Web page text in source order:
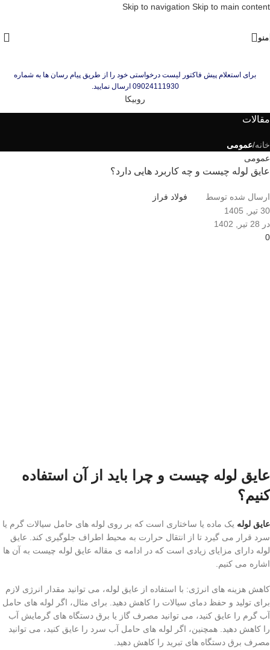
Skip to navigation Skip to main content
منو
برای استعلام پیش فاکتور لیست درخواستی خود را از طریق پیام رسان ها به شماره
09024111930 ارسال نمایید.
روبیکا
مقالات
خانه/عمومی
عمومی
عایق لوله چیست و چه کاربرد هایی دارد؟
ارسال شده توسط
فولاد فراز
30 تیر, 1405
در 28 تیر, 1402
0
عایق لوله چیست و چرا باید از آن استفاده
کنیم؟
عایق لوله یک ماده یا ساختاری است که بر روی لوله های حامل سیالات گرم یا
سرد قرار می گیرد تا از انتقال حرارت به محیط اطراف جلوگیری کند. عایق
لوله دارای مزایای زیادی است که در ادامه ی مقاله عایق لوله چیست به آن ها
اشاره می کنیم.
کاهش هزینه های انرژی: با استفاده از عایق لوله، می توانید مقدار انرژی لازم
برای تولید و حفظ دمای سیالات را کاهش دهید. برای مثال، اگر لوله های حامل
آب گرم را عایق کنید، می توانید مصرف گاز یا برق دستگاه های گرمایش آب
را کاهش دهید. همچنین، اگر لوله های حامل آب سرد را عایق کنید، می توانید
مصرف برق دستگاه های تبرید را کاهش دهید.